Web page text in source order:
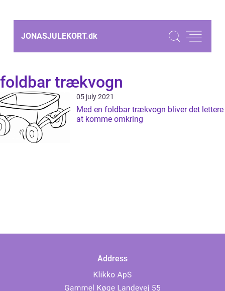
JONASJULEKORT.dk
foldbar trækvogn
05 july 2021
Med en foldbar trækvogn bliver det lettere
at komme omkring
Address